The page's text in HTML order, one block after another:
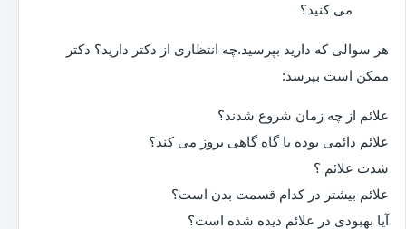
می کنید؟
هر سوالی که دارید بپرسید.چه انتظاری از دکتر دارید؟ دکتر
ممکن است بپرسد:
علائم از چه زمان شروع شدند؟
علائم دائمی بوده یا گاه گاهی بروز می کند؟
شدت علائم ؟
علائم بیشتر در کدام قسمت بدن است؟
آیا بهبودی در علائم دیده شده است؟